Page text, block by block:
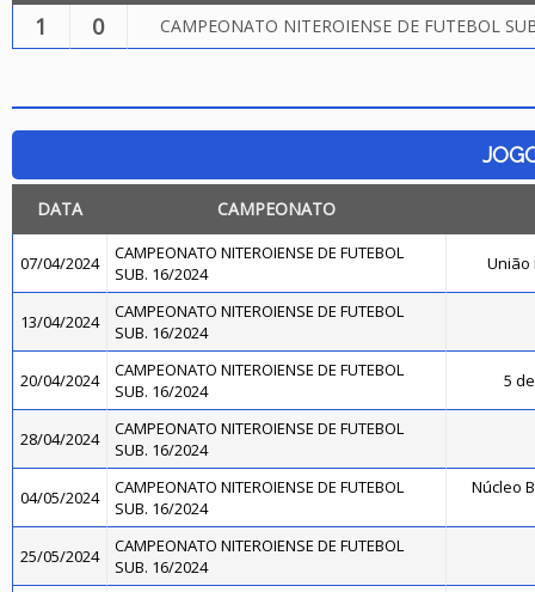
1 0 CAMPEONATO NITEROIENSE DE FUTEBOL
DATA CAMPEONATO
07/04/2024
CAMPEONATO NITEROIENSE DE FUTEBOL
SUB. 16/2024
União
13/04/2024
CAMPEONATO NITEROIENSE DE FUTEBOL
SUB. 16/2024
20/04/2024
CAMPEONATO NITEROIENSE DE FUTEBOL
SUB. 16/2024
5
28/04/2024
CAMPEONATO NITEROIENSE DE FUTEBOL
SUB. 16/2024
04/05/2024
CAMPEONATO NITEROIENSE DE FUTEBOL
SUB. 16/2024
Núcleo
25/05/2024
CAMPEONATO NITEROIENSE DE FUTEBOL
SUB. 16/2024